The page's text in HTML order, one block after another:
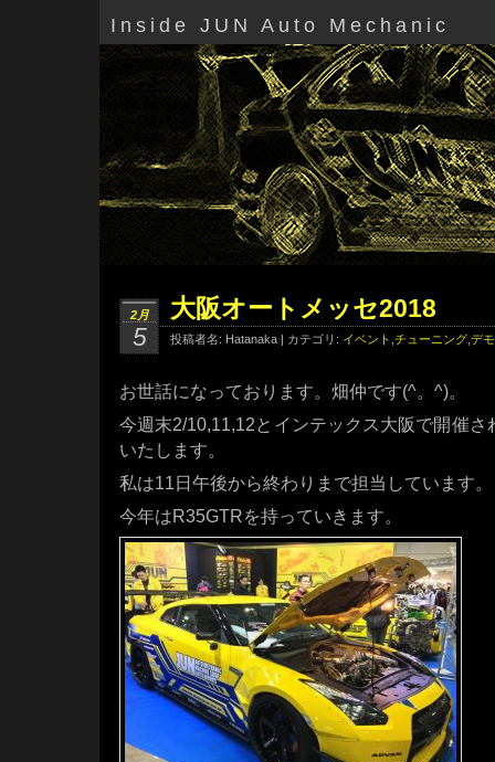
Inside JUN Auto Mechanic
2月
5
大阪オートメッセ2018
投稿者名: Hatanaka | カテゴリ: イベント チューニング デ
お世話になっております。畑仲です(^。^)。
今週末2/10,11,12とインテックス大阪で開催さ
いたします。
私は11日午後から終わりまで担当しています。
今年はR35GTRを持っていきます。